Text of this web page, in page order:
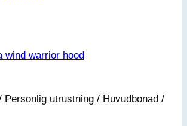
Personlig utrustning / Huvudbonad /